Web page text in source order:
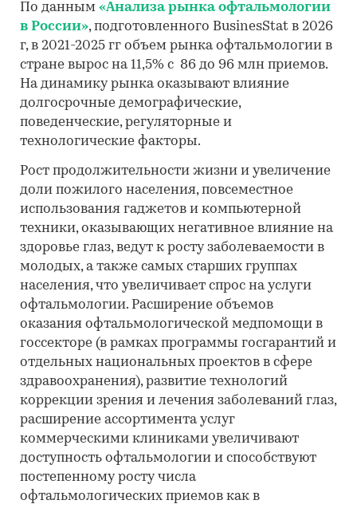
По данным «Анализа рынка офтальмологии
в России», подготовленного BusinesStat в 2026
г, в 2021-2025 гг объем рынка офтальмологии в
стране вырос на 11,5% с 86 до 96 млн приемов.
На динамику рынка оказывают влияние
долгосрочные демографические,
поведенческие, регуляторные и
технологические факторы.
Рост продолжительности жизни и увеличение
доли пожилого населения, повсеместное
использования гаджетов и компьютерной
техники, оказывающих негативное влияние на
здоровье глаз, ведут к росту заболеваемости в
молодых, а также самых старших группах
населения, что увеличивает спрос на услуги
офтальмологии. Расширение объемов
оказания офтальмологической медпомощи в
госсекторе (в рамках программы госгарантий и
отдельных национальных проектов в сфере
здравоохранения), развитие технологий
коррекции зрения и лечения заболеваний глаз,
расширение ассортимента услуг
коммерческими клиниками увеличивают
доступность офтальмологии и способствуют
постепенному росту числа
офтальмологических приемов как в